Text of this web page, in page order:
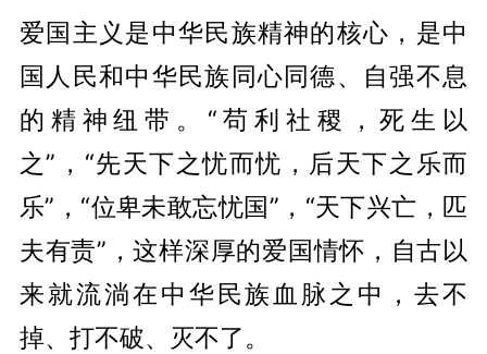
爱国主义是中华民族精神的核心，是中
国人民和中华民族同心同德、自强不息
的精神纽带。“苟利社稷，死生以
之”，“先天下之忧而忧，后天下之乐而
乐”，“位卑未敢忘忧国”，“天下兴亡，匹
夫有责”，这样深厚的爱国情怀，自古以
来就流淌在中华民族血脉之中，去不
掉、打不破、灭不了。